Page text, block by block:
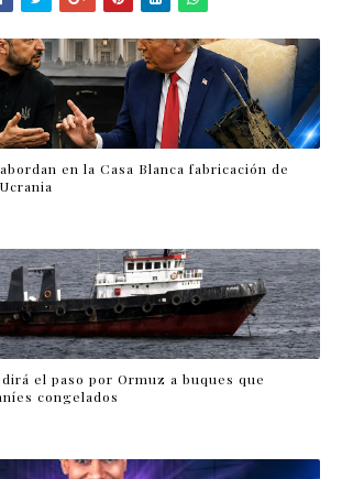
en la Casa Blanca fabricación de
el paso por Ormuz a buques que
congelados